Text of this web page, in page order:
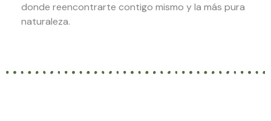
donde reencontrarte contigo mismo y la más pura
naturaleza.